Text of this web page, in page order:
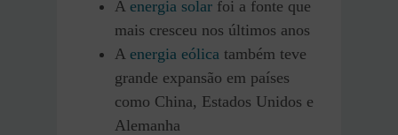
A energia solar foi a fonte que
mais cresceu nos últimos anos
A energia eólica também teve
grande expansão em países
como China, Estados Unidos e
Alemanha